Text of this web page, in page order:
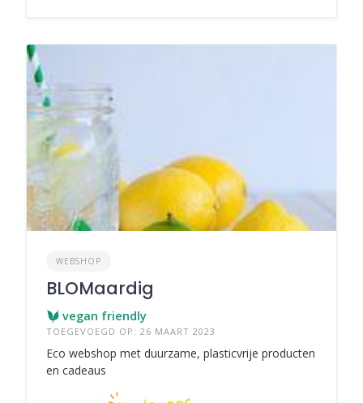
WEBSHOP
BLOMaardig
vegan friendly
TOEGEVOEGD OP: 26 MAART 2023
Eco webshop met duurzame, plasticvrije producten
en cadeaus